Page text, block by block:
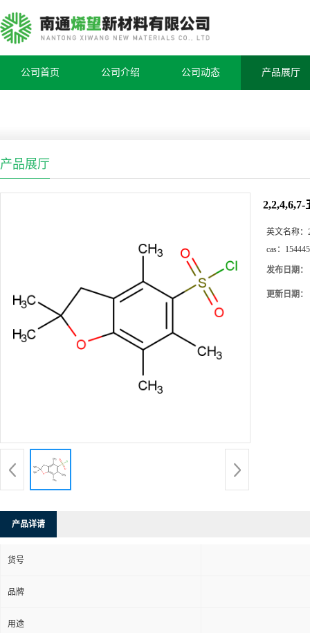
公司首页 公司介绍 公司动态 产品展厅
产品展厅
英文名称：
cas：
发布日期：
更新日期：
产品详请
货号
品牌
用途